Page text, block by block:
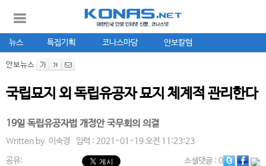
뉴스 특집기획 코나스마당 안보칼럼
안보뉴스
국립묘지 외 독립유공자 묘지 체계적 관리한다
19일 독립유공자법 개정안 국무회의 의결
Written by. 이숙경 입력 : 2021-01-19 오전 11:23:23
공유: 소셜댓글: 0